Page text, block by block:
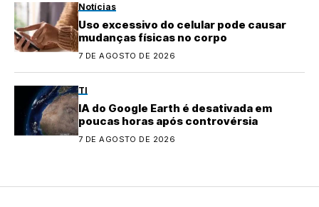
Notícias
Uso excessivo do celular pode causar
mudanças físicas no corpo
7 DE AGOSTO DE 2026
TI
IA do Google Earth é desativada em
poucas horas após controvérsia
7 DE AGOSTO DE 2026